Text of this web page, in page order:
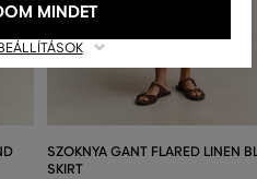
SZOKNYA GANT FLARED LINEN
SKIRT
MINDET